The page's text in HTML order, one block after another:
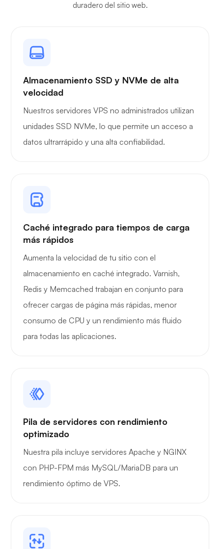
Owncast
Protector de alambre
Radiografía
Playtube
duradero del sitio web.
Almacenamiento SSD y NVMe de alta
velocidad
Nuestros servidores VPS no administrados utilizan
unidades SSD NVMe, lo que permite un acceso a
datos ultrarrápido y una alta confiabilidad.
Caché integrado para tiempos de carga
más rápidos
Aumenta la velocidad de tu sitio con el
almacenamiento en caché integrado. Varnish,
Redis y Memcached trabajan en conjunto para
ofrecer cargas de página más rápidas, menor
consumo de CPU y un rendimiento más fluido
para todas las aplicaciones.
Pila de servidores con rendimiento
optimizado
Nuestra pila incluye servidores Apache y NGINX
con PHP-FPM más MySQL/MariaDB para un
rendimiento óptimo de VPS.